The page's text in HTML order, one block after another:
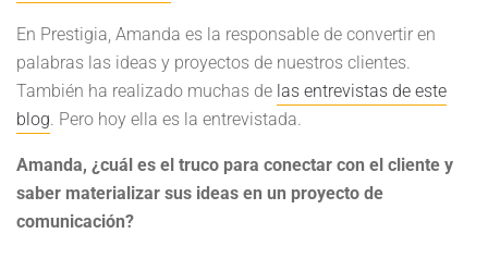
En Prestigia, Amanda es la responsable de convertir en
palabras las ideas y proyectos de nuestros clientes.
También ha realizado muchas de las entrevistas de este
blog. Pero hoy ella es la entrevistada.
Amanda, ¿cuál es el truco para conectar con el cliente y
saber materializar sus ideas en un proyecto de
comunicación?